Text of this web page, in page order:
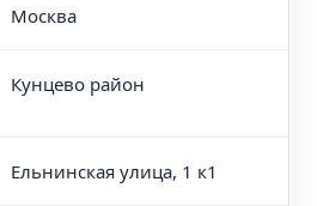
Москва
Кунцево район
Ельнинская улица, 1 к1